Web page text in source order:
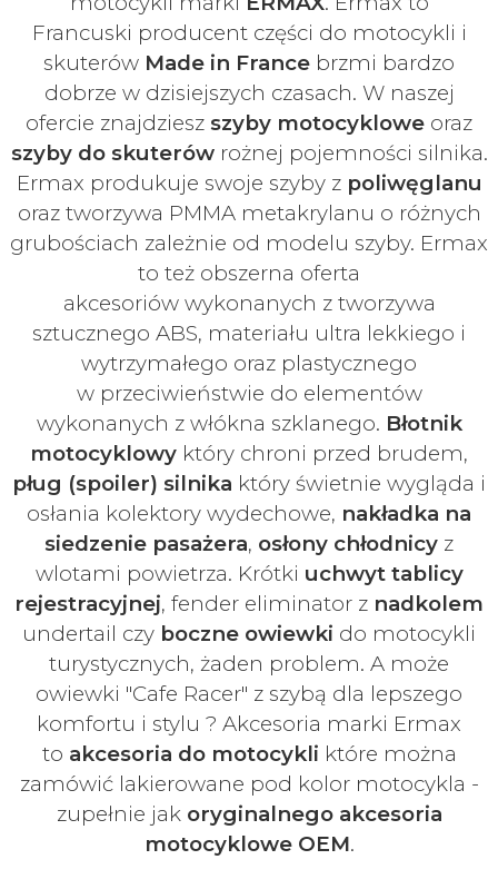
Francuski producent części do motocykli i
skuterów Made in France brzmi bardzo
dobrze w dzisiejszych czasach. W naszej
ofercie znajdziesz szyby motocyklowe oraz
szyby do skuterówrożnej pojemności silnika.
Ermax produkuje swoje szyby z poliwęglanu
oraz tworzywa PMMA metakrylanu o różnych
grubościach zależnie od modelu szyby. Ermax
to też obszerna oferta
akcesoriów wykonanych z tworzywa
sztucznego ABS, materiału ultra lekkiego i
wytrzymałego oraz plastycznego
w przeciwieństwie do elementów
wykonanych z włókna szklanego. Błotnik
motocyklowy który chroni przed brudem,
pług (spoiler) silnika który świetnie wygląda i
osłania kolektory wydechowe, nakładka na
siedzenie pasażera, osłony chłodnicy z
wlotami powietrza. Krótki uchwyt tablicy
rejestracyjnej, fender eliminator z nadkolem
undertail czy boczne owiewki do motocykli
turystycznych, żaden problem. A może
owiewki "Cafe Racer" z szybą dla lepszego
komfortu i stylu ? Akcesoria marki Ermax
to akcesoria do motocykli które można
zamówić lakierowane pod kolor motocykla -
zupełnie jak oryginalnego akcesoria
motocyklowe OEM.